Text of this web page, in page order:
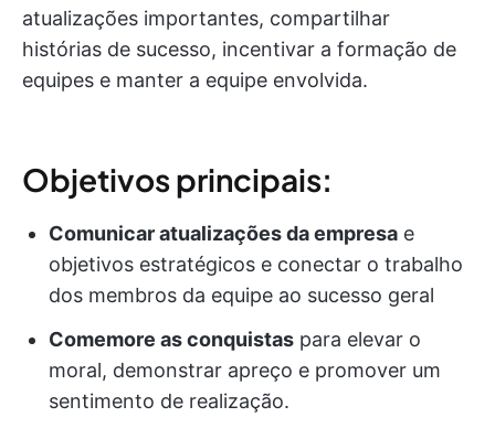
atualizações importantes, compartilhar
histórias de sucesso, incentivar a formação de
equipes e manter a equipe envolvida.
Objetivos principais:
Comunicar atualizações da empresa e
objetivos estratégicos e conectar o trabalho
dos membros da equipe ao sucesso geral
Comemore as conquistas para elevar o
moral, demonstrar apreço e promover um
sentimento de realização.